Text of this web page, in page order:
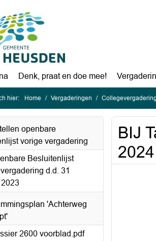
pagina
Denk, praat en doe mee!
hier: Home Vergaderingen
openbare
vorige vergadering
Besluitenlijst
d.d. 31
'Achterweg
2600 voorblad.pdf
BIJ
2024